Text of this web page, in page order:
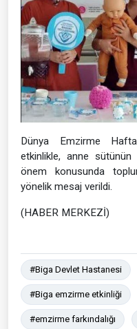
Dünya Emzirme
etkinlikle, anne sütünün
önem konusunda
yönelik mesaj verildi.
(HABER MERKEZİ)
#Biga Devlet Hastanesi
#Biga emzirme etkinliği
#emzirme farkındalığı